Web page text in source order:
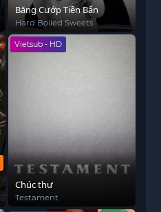
Băng Cướp Tiền Bẩn
Hard Boiled Sweets
Vietsub - HD
Chúc thư
Testament